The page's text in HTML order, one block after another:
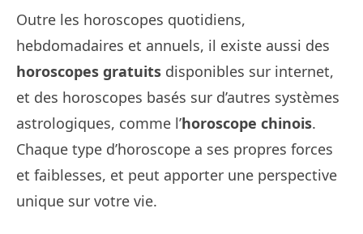
Outre les horoscopes quotidiens,
hebdomadaires et annuels, il existe aussi des
horoscopes gratuits disponibles sur internet,
et des horoscopes basés sur d’autres systèmes
astrologiques, comme l’horoscope chinois.
Chaque type d’horoscope a ses propres forces
et faiblesses, et peut apporter une perspective
unique sur votre vie.